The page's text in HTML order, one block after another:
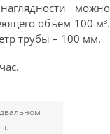
можно
объем 100 м³.
трубы – 100 мм.